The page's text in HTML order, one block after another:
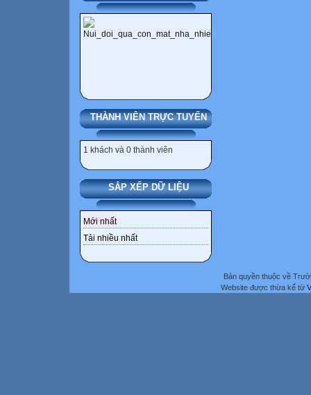
THÀNH VIÊN TRỰC TUYẾN
1 khách và 0 thành viên
SẮP XẾP DỮ LIỆU
Mới nhất
Tải nhiều nhất
Bản quyền thuộc về
Website được thừa kế từ